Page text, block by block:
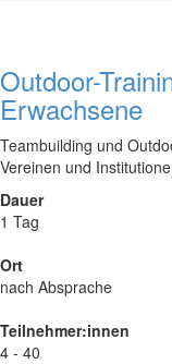
Outdoor-
Erwachsene
Teambuilding und
Vereinen und
Dauer
1 Tag
Ort
nach Absprache
Teilnehmer:innen
4 - 40